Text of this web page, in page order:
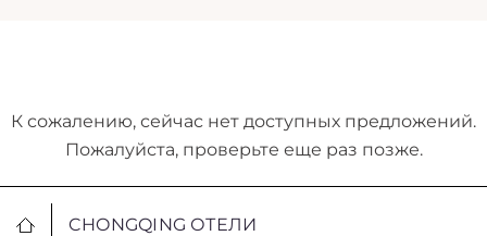
К сожалению, сейчас нет доступных предложений.
Пожалуйста, проверьте еще раз позже.
CHONGQING ОТЕЛИ